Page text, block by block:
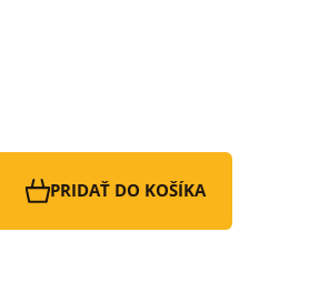
PRIDAŤ DO KOŠÍKA